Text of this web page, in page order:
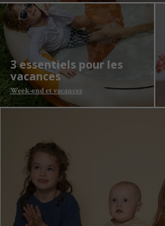
3 essentiels pour les
vacances
Week-end et vacances